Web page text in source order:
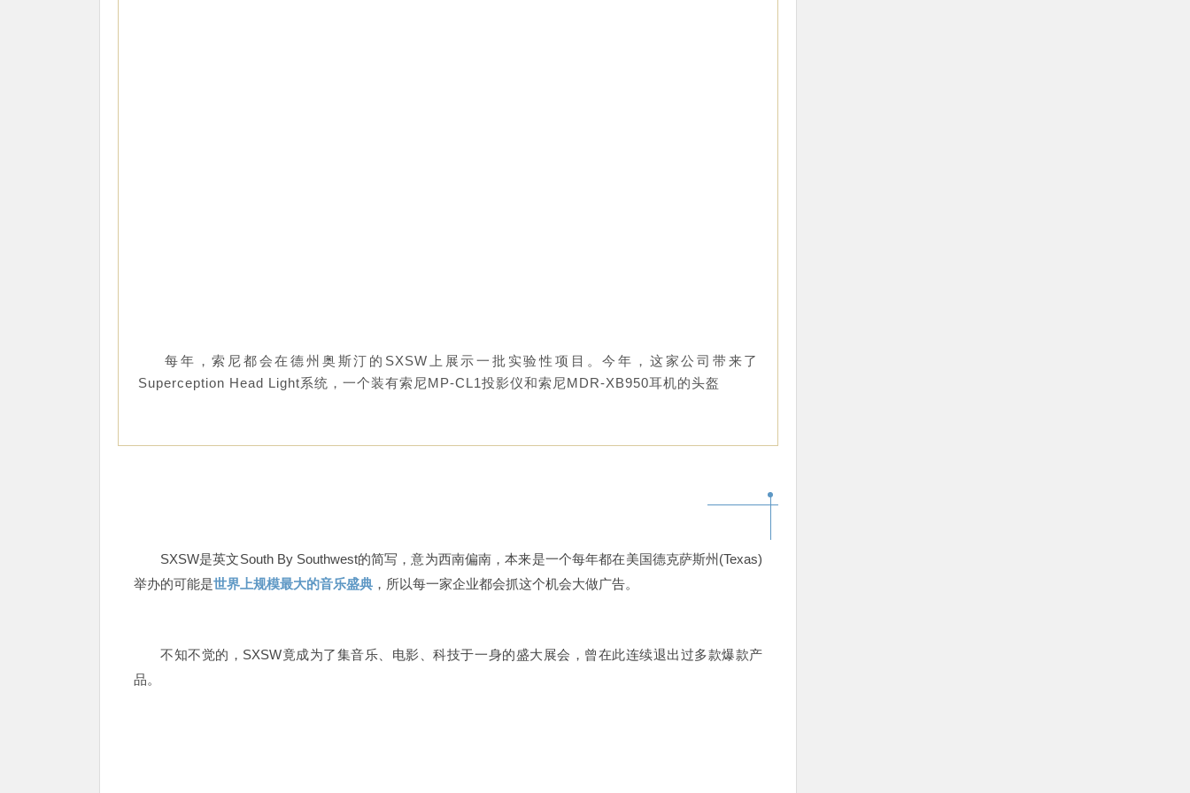
每年，索尼都会在德州奥斯汀的SXSW上展示一批实验性项目。今年，这家公司带来了
Superception Head Light系统，一个装有索尼MP-CL1投影仪和索尼MDR-XB950耳机的头盔
SXSW是英文South By Southwest的简写，意为西南偏南，本来是一个每年都在美国德克萨斯州(Texas)
举办的可能是世界上规模最大的音乐盛典 ，所以每一家企业都会抓这个机会大做广告。
不知不觉的，SXSW竟成为了集音乐、电影、科技于一身的盛大展会，曾在此连续退出过多款爆款产
品。